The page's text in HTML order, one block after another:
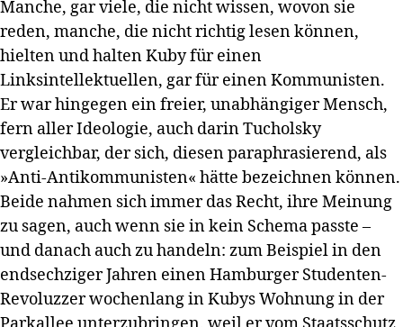
Manche, gar viele, die nicht wissen, wovon sie
reden, manche, die nicht richtig lesen können,
hielten und halten Kuby für einen
Linksintellektuellen, gar für einen Kommunisten.
Er war hingegen ein freier, unabhängiger Mensch,
fern aller Ideologie, auch darin Tucholsky
vergleichbar, der sich, diesen paraphrasierend, als
»Anti-Antikommunisten« hätte bezeichnen können.
Beide nahmen sich immer das Recht, ihre Meinung
zu sagen, auch wenn sie in kein Schema passte –
und danach auch zu handeln: zum Beispiel in den
endsechziger Jahren einen Hamburger Studenten-
Revoluzzer wochenlang in Kubys Wohnung in der